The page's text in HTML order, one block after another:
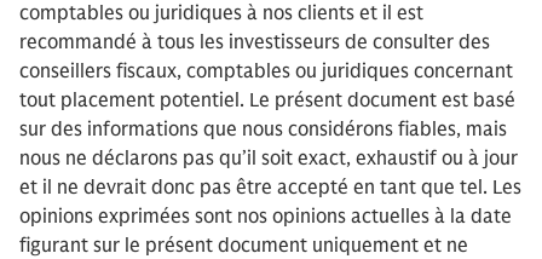
comptables ou juridiques à nos clients et il est
recommandé à tous les investisseurs de consulter des
conseillers fiscaux, comptables ou juridiques concernant
tout placement potentiel. Le présent document est basé
sur des informations que nous considérons fiables, mais
nous ne déclarons pas qu’il soit exact, exhaustif ou à jour
et il ne devrait donc pas être accepté en tant que tel. Les
opinions exprimées sont nos opinions actuelles à la date
figurant sur le présent document uniquement et ne